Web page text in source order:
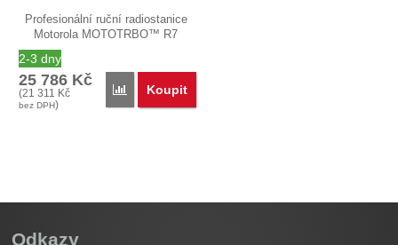
Profesionální ruční radiostanice
Motorola MOTOTRBO™ R7
2-3 dny
25 786 Kč
(21 311 Kč
bez DPH)
Přidat 'Motorola MOTOTRBO™ R7 NKP
Koupit
Odkazy